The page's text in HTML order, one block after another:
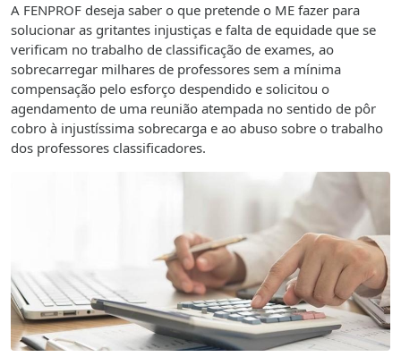
A FENPROF deseja saber o que pretende o ME fazer para
solucionar as gritantes injustiças e falta de equidade que se
verificam no trabalho de classificação de exames, ao
sobrecarregar milhares de professores sem a mínima
compensação pelo esforço despendido e solicitou o
agendamento de uma reunião atempada no sentido de pôr
cobro à injustíssima sobrecarga e ao abuso sobre o trabalho
dos professores classificadores.